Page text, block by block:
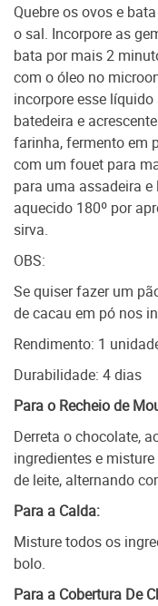
Quebre os ovos e
o sal. Incorpore as
bata por mais 2
com o óleo no
incorpore esse
batedeira e
farinha, fermento em
com um fouet para
para uma assadeira
aquecido 180º por
sirva.
OBS:
Se quiser fazer um
de cacau em pó nos
Rendimento: 1
Durabilidade: 4 dias
Para o Recheio de
Derreta o chocolate,
ingredientes e
de leite, alternando
Para a Calda:
Misture todos os
bolo.
Para a Cobertura De